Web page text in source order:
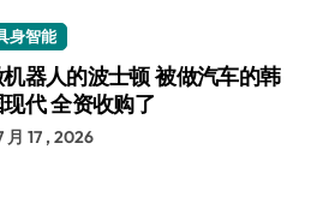
身智能
器人的波士顿 被做汽车的韩
现代 全资收购了
月 17 , 2026